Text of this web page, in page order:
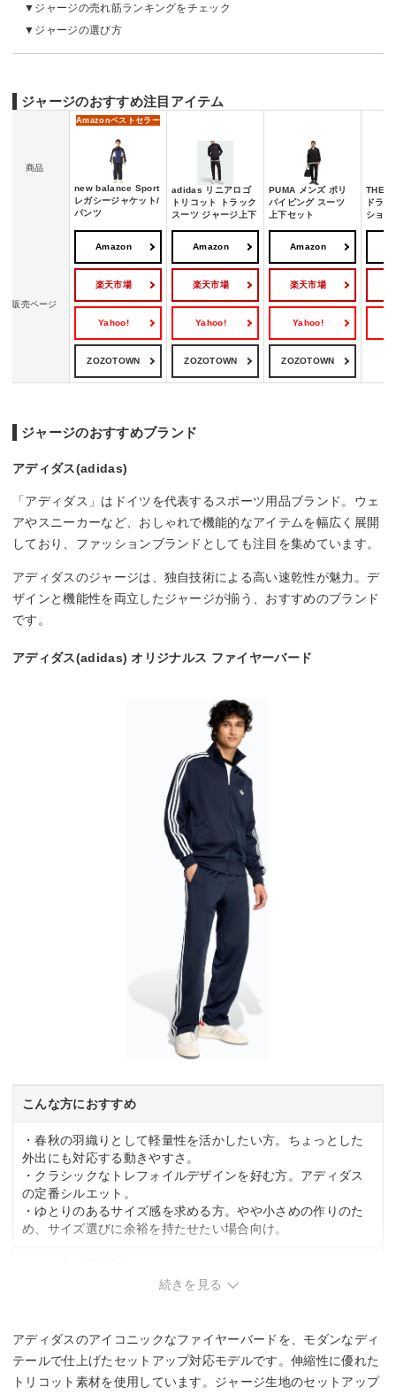
ジャージの売れ筋ランキングをチェック
ジャージの選び方
ジャージのおすすめ注目アイテム
商品
Amazonベストセラー
new balance Sport
レガシージャケット/
パンツ
adidas リニアロゴ
トリコット トラック
スーツ ジャージ上下
PUMA メンズ ポリ
パイピング スーツ
上下セット
THE
ドラ
ション
販売ページ
Amazon
楽天市場
Yahoo!
ZOZOTOWN
Amazon
楽天市場
Yahoo!
ZOZOTOWN
Amazon
楽天市場
Yahoo!
ZOZOTOWN
ジャージのおすすめブランド
アディダス(adidas)
「アディダス」はドイツを代表するスポーツ用品ブランド。ウェ
アやスニーカーなど、おしゃれで機能的なアイテムを幅広く展開
しており、ファッションブランドとしても注目を集めています。
アディダスのジャージは、独自技術による高い速乾性が魅力。デ
ザインと機能性を両立したジャージが揃う、おすすめのブランド
です。
アディダス(adidas) オリジナルス ファイヤーバード
こんな方におすすめ
・春秋の羽織りとして軽量性を活かしたい方。ちょっとした
外出にも対応する動きやすさ。
・クラシックなトレフォイルデザインを好む方。アディダス
の定番シルエット。
・ゆとりのあるサイズ感を求める方。やや小さめの作りのた
め、サイズ選びに余裕を持たせたい場合向け。
・首元や袖のリブがきつめの着用感を避けたい方。
続きを見る
アディダスのアイコニックなファイヤーバードを、モダンなディ
テールで仕上げたセットアップ対応モデルです。伸縮性に優れた
トリコット素材を使用しています。ジャージ生地のセットアップ